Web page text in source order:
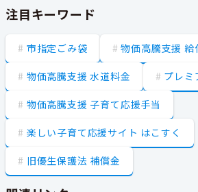
注目キーワード
市指定ごみ袋 物価高騰支援 給
物価高騰支援 水道料金 プレミ
物価高騰支援 子育て応援手当
楽しい子育て応援サイト はこすく
旧優生保護法 補償金